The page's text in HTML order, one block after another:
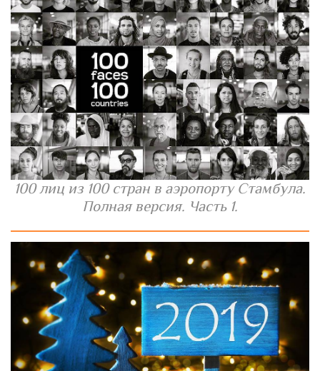
100 лиц из 100 стран в аэропорту Стамбула.
Полная версия. Часть 1.